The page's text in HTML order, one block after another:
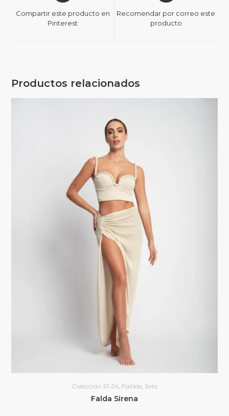
Compartir este producto en
Pinterest
Recomendar por correo este
producto
Productos relacionados
Colección S1-24 Faldas Sets
Falda Sirena